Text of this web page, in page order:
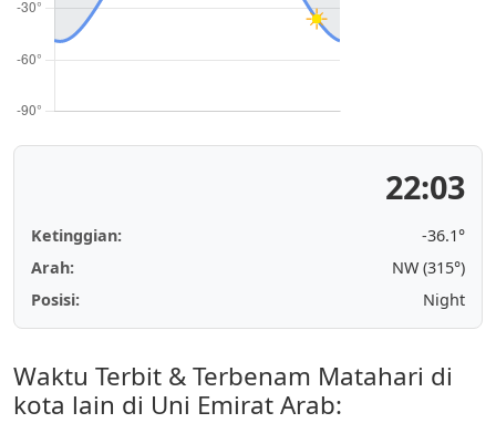
22:03
Ketinggian:
-36.1°
Arah:
NW (315°)
Posisi:
Night
Waktu Terbit & Terbenam Matahari di
kota lain di Uni Emirat Arab: